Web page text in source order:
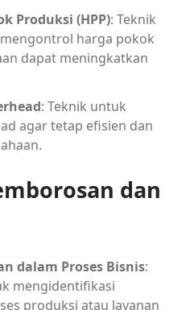
Produksi (HPP): Teknik
harga pokok
dapat meningkatkan
: Teknik untuk
agar tetap efisien dan
dan
dalam Proses Bisnis:
mengidentifikasi
produksi atau layanan